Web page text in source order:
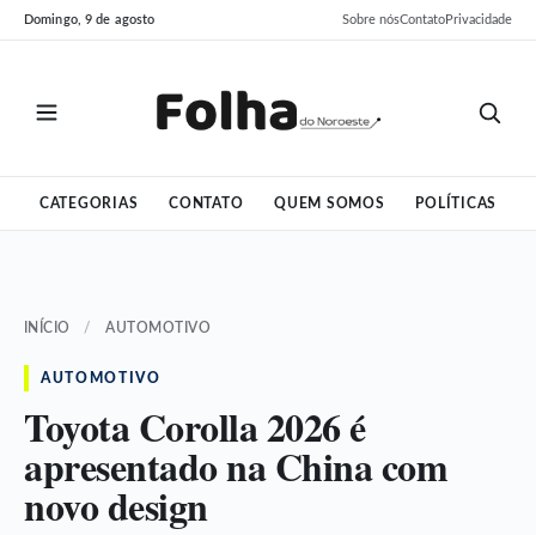
Pular
para
Pular
para
Domingo, 9 de agosto Sobre nósContatoPrivacidade
CATEGORIAS CONTATO QUEM SOMOS POLÍTICAS
INÍCIO / AUTOMOTIVO
AUTOMOTIVO
Toyota Corolla 2026 é
apresentado na China com
novo design